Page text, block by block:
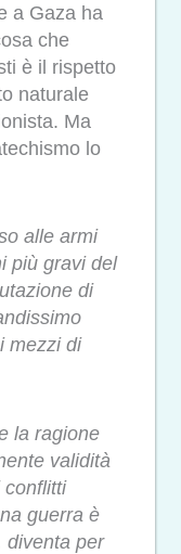
a Gaza ha
che
è il rispetto
naturale
Ma
lo
alle armi
più gravi del
di
mezzi di
la ragione
validità
conflitti
guerra è
diventa per